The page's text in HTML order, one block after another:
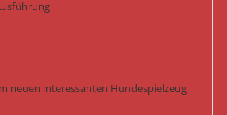
neuen interessanten Hundespielzeug